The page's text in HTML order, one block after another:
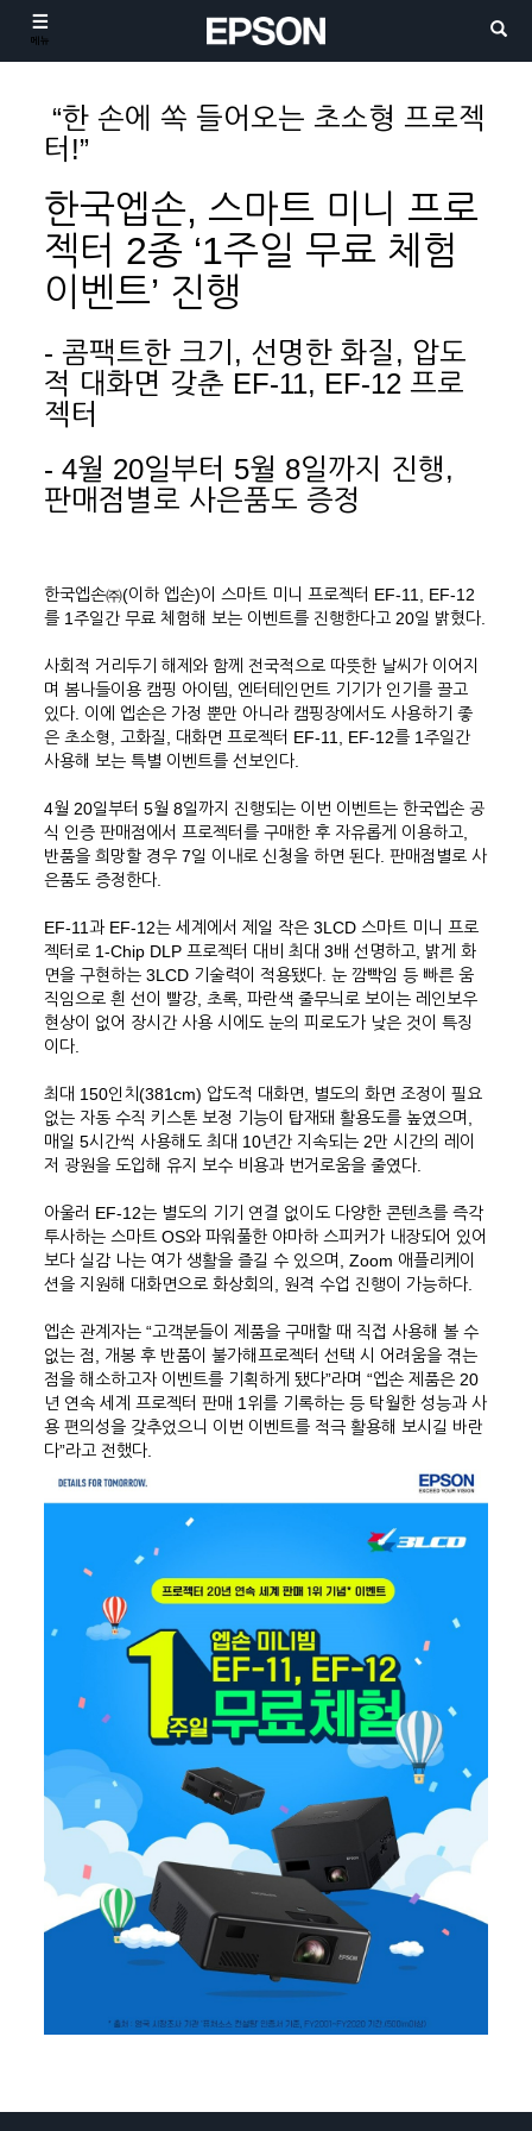
메뉴
“한 손에 쏙 들어오는 초소형 프로젝
터!”
한국엡손, 스마트 미니 프로
젝터 2종 ‘1주일 무료 체험
이벤트’ 진행
- 콤팩트한 크기, 선명한 화질, 압도
적 대화면 갖춘 EF-11, EF-12 프로
젝터
- 4월 20일부터 5월 8일까지 진행,
판매점별로 사은품도 증정
한국엡손㈜(이하 엡손)이 스마트 미니 프로젝터 EF-11, EF-12
를 1주일간 무료 체험해 보는 이벤트를 진행한다고 20일 밝혔다.
사회적 거리두기 해제와 함께 전국적으로 따뜻한 날씨가 이어지
며 봄나들이용 캠핑 아이템, 엔터테인먼트 기기가 인기를 끌고
있다. 이에 엡손은 가정 뿐만 아니라 캠핑장에서도 사용하기 좋
은 초소형, 고화질, 대화면 프로젝터 EF-11, EF-12를 1주일간
사용해 보는 특별 이벤트를 선보인다.
4월 20일부터 5월 8일까지 진행되는 이번 이벤트는 한국엡손 공
식 인증 판매점에서 프로젝터를 구매한 후 자유롭게 이용하고,
반품을 희망할 경우 7일 이내로 신청을 하면 된다. 판매점별로 사
은품도 증정한다.
EF-11과 EF-12는 세계에서 제일 작은 3LCD 스마트 미니 프로
젝터로 1-Chip DLP 프로젝터 대비 최대 3배 선명하고, 밝게 화
면을 구현하는 3LCD 기술력이 적용됐다. 눈 깜빡임 등 빠른 움
직임으로 흰 선이 빨강, 초록, 파란색 줄무늬로 보이는 레인보우
현상이 없어 장시간 사용 시에도 눈의 피로도가 낮은 것이 특징
이다.
최대 150인치(381cm) 압도적 대화면, 별도의 화면 조정이 필요
없는 자동 수직 키스톤 보정 기능이 탑재돼 활용도를 높였으며,
매일 5시간씩 사용해도 최대 10년간 지속되는 2만 시간의 레이
저 광원을 도입해 유지 보수 비용과 번거로움을 줄였다.
아울러 EF-12는 별도의 기기 연결 없이도 다양한 콘텐츠를 즉각
투사하는 스마트 OS와 파워풀한 야마하 스피커가 내장되어 있어
보다 실감 나는 여가 생활을 즐길 수 있으며, Zoom 애플리케이
션을 지원해 대화면으로 화상회의, 원격 수업 진행이 가능하다.
엡손 관계자는 “고객분들이 제품을 구매할 때 직접 사용해 볼 수
없는 점, 개봉 후 반품이 불가해프로젝터 선택 시 어려움을 겪는
점을 해소하고자 이벤트를 기획하게 됐다”라며 “엡손 제품은 20
년 연속 세계 프로젝터 판매 1위를 기록하는 등 탁월한 성능과 사
용 편의성을 갖추었으니 이번 이벤트를 적극 활용해 보시길 바란
다”라고 전했다.